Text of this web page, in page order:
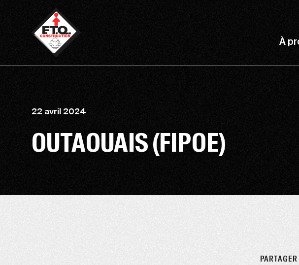
À
22 avril 2024
OUTAOUAIS (FIPOE)
PARTAGER